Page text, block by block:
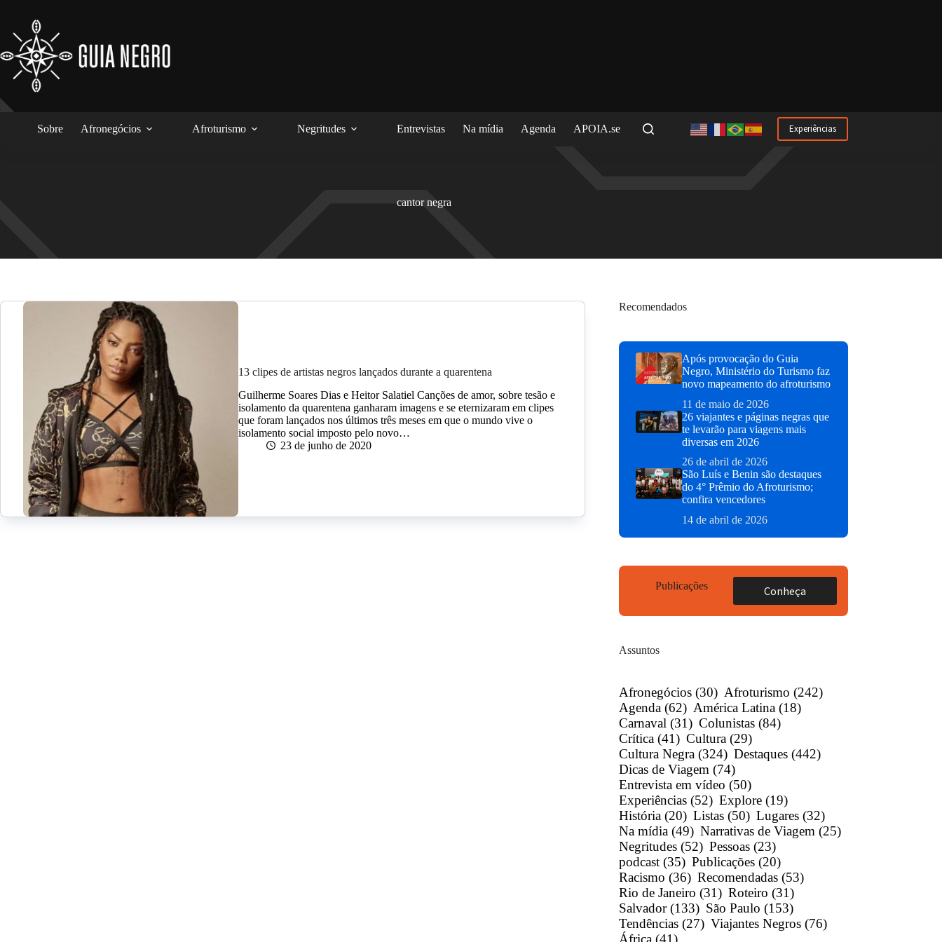
conteúdo
Sobre Afronegócios Afroturismo Negritudes Entrevistas Na mídia Agenda APOIA.se Experiências
cantor negra
13 clipes de artistas negros lançados durante a quarentena
Guilherme Soares Dias e Heitor Salatiel Canções de amor, sobre tesão e
isolamento da quarentena ganharam imagens e se eternizaram em clipes
que foram lançados nos últimos três meses em que o mundo vive o
isolamento social imposto pelo novo…
23 de junho de 2020
Recomendados
Após provocação do Guia
Negro, Ministério do Turismo faz
novo mapeamento do afroturismo
11 de maio de 2026
26 viajantes e páginas negras que
te levarão para viagens mais
diversas em 2026
26 de abril de 2026
São Luís e Benin são destaques
do 4° Prêmio do Afroturismo;
confira vencedores
14 de abril de 2026
Publicações Conheça
Assuntos
Afronegócios (30) Afroturismo (242)
Agenda (62) América Latina (18)
Carnaval (31) Colunistas (84)
Crítica (41) Cultura (29)
Cultura Negra (324) Destaques (442)
Dicas de Viagem (74)
Entrevista em vídeo (50)
Experiências (52) Explore (19)
História (20) Listas (50) Lugares (32)
Na mídia (49) Narrativas de Viagem (25)
Negritudes (52) Pessoas (23)
podcast (35) Publicações (20)
Racismo (36) Recomendadas (53)
Rio de Janeiro (31) Roteiro (31)
Salvador (133) São Paulo (153)
Tendências (27) Viajantes Negros (76)
África (41)